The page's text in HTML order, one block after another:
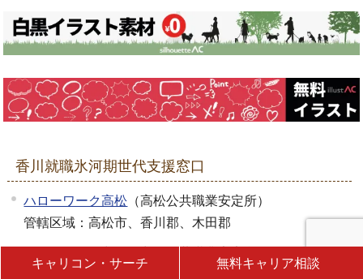
キャリコン・サーチ 無料キャリア相談
香川就職氷河期世代支援窓口
ハローワーク高松 （高松公共職業安定所）
管轄区域：高松市、香川郡、木田郡
管轄区域：丸亀市（飯山町、綾歌町を除く）、善通寺